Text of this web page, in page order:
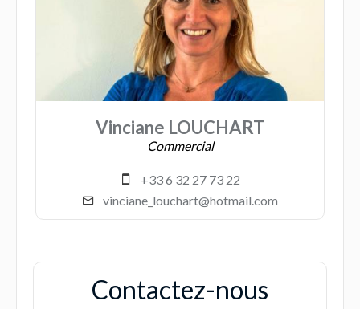
Vinciane LOUCHART
Commercial
+33 6 32 27 73 22
vinciane_louchart@hotmail.com
Contactez-nous